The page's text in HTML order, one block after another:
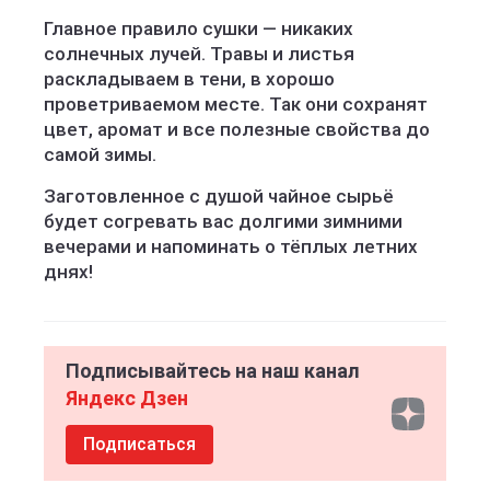
Главное правило сушки — никаких
солнечных лучей. Травы и листья
раскладываем в тени, в хорошо
проветриваемом месте. Так они сохранят
цвет, аромат и все полезные свойства до
самой зимы.
Заготовленное с душой чайное сырьё
будет согревать вас долгими зимними
вечерами и напоминать о тёплых летних
днях!
Подписывайтесь на наш канал
Яндекс Дзен
Подписаться